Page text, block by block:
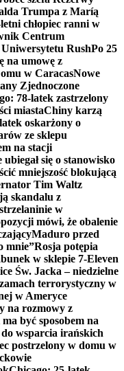
Trumpa z Maríą
chłopiec ranni w
Centrum
RushPo 25
na umowę z
w CaracasNowe
Zjednoczone
78-latek zastrzelony
miastaChiny karzą
oskarżony o
ze sklepu
na stacji
się o stanowisko
mniejszość blokującą
Tim Waltz
skandalu z
w
mówi, że obalenie
Maduro przed
mnie”Rosja potępia
w sklepie 7-Eleven
Św. Jacka – niedzielne
terrorystyczny w
w Ameryce
na rozmowy z
być sposobem na
wsparcia irańskich
postrzelony w domu w